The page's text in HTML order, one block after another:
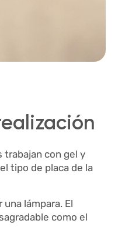
trabajan con gel y
tipo de placa de la
lámpara. El
como el